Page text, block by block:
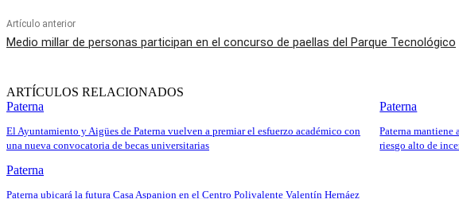
Artículo anterior
Medio millar de personas participan en el concurso de paellas del Parque Tecnológico
ARTÍCULOS RELACIONADOS
Paterna
El Ayuntamiento y Aigües de Paterna vuelven a premiar el esfuerzo académico con
una nueva convocatoria de becas universitarias
Paterna
Paterna mantiene
riesgo alto de
Paterna
Paterna ubicará la futura Casa Aspanion en el Centro Polivalente Valentín Hernáez